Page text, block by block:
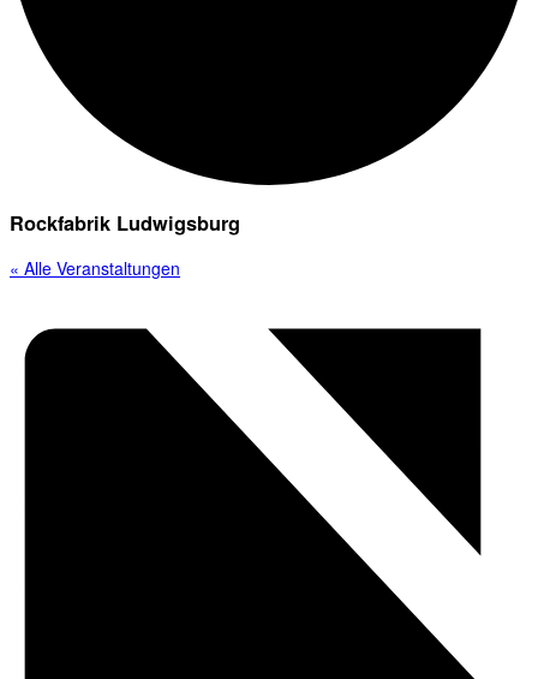
Rockfabrik Ludwigsburg
« Alle Veranstaltungen